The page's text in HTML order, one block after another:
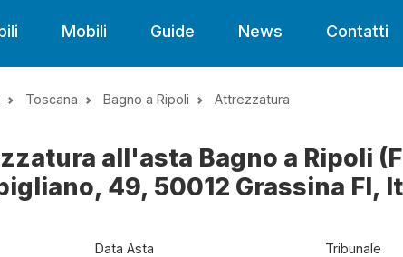
Mobili Guide News Contatti
Toscana Bagno a Ripoli Attrezzatura
all'asta Bagno a Ripoli
49, 50012 Grassina FI,
Data Asta
Tribunale